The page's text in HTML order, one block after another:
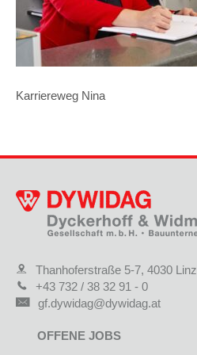
Karriereweg Nina
Thanhoferstraße 5-7, 4030 Linz
+43 732 / 38 32 91 - 0
gf.dywidag@dywidag.at
OFFENE JOBS